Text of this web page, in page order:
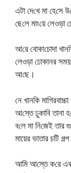
এটা দে‌খে মা হে‌সে
ছে‌লে মাং‌য়ে লেওড়া
আ‌রে বোকা‌চোদা
লেওড়া ঢোকানর
আ‌ছে।
নে খান‌কি
আ‌স্তে ঢুকা‌বি তানা
ব‌লে মা নি‌জেই তার
মায়ের ভাতার চটি গল্প
আ‌মি আ‌স্তে ক‌রে একটু